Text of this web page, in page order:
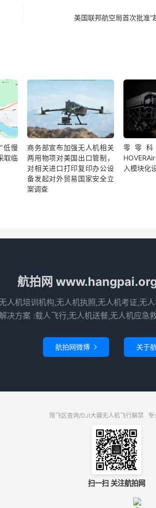
美国联邦航空局首次批准“
低慢
取临
商务部宣布加强无人机相关
两用物项对美国出口管制，
对相关进口打印复印办公设
备发起对外贸易国家安全立
案调查
零零
入模块化
航拍网
人机培训机构,无人机执照,无人机考证,无
决方案 :载人飞行,无人机送餐,无人机应急
航拍网微博  关于
限飞区查询/DJI大疆无人机飞行解禁 专
扫一扫 关注航拍网